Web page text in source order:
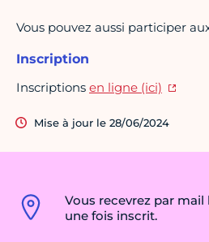
Vous recevrez par
une fois inscrit.
Vous pouvez aussi participer
Inscription
Inscriptions en ligne (ici)
Mise à jour le 28/06/2024